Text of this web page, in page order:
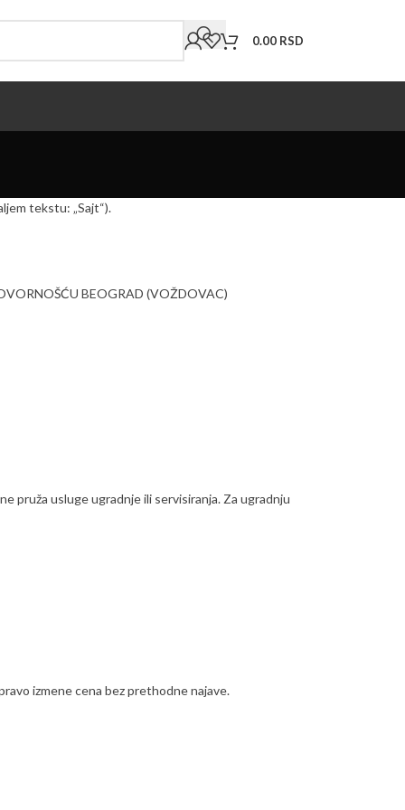
0.00 RSD
tekstu: „Sajt“).
BEOGRAD (VOŽDOVAC)
pruža usluge ugradnje ili servisiranja. Za ugradnju
izmene cena bez prethodne najave.